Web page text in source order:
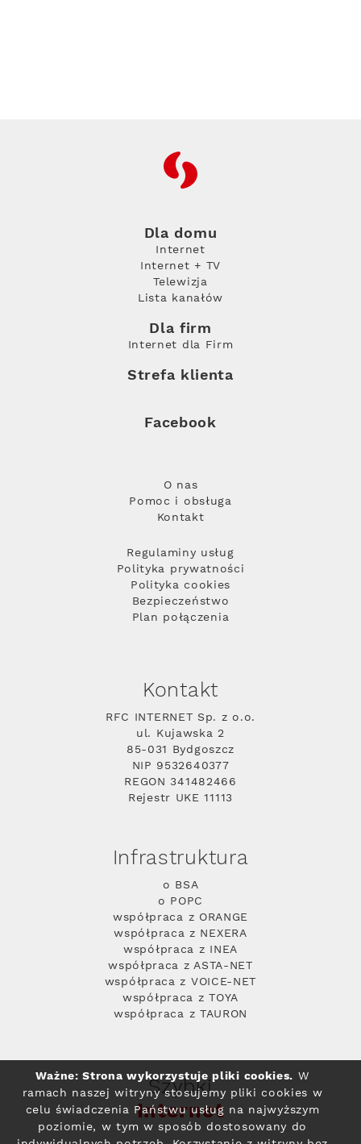
RFC
Dla domu
Internet
Internet + TV
Telewizja
Lista kanałów
Dla firm
Internet dla Firm
Strefa klienta
Facebook
O nas
Pomoc i obsługa
Kontakt
Regulaminy usług
Polityka prywatności
Polityka cookies
Bezpieczeństwo
Plan połączenia
Kontakt
RFC INTERNET Sp. z o.o.
ul. Kujawska 2
85-031 Bydgoszcz
NIP 9532640377
REGON 341482466
Rejestr UKE 11113
Infrastruktura
o BSA
o POPC
współpraca z ORANGE
współpraca z NEXERA
współpraca z INEA
współpraca z ASTA-NET
współpraca z VOICE-NET
współpraca z TOYA
współpraca z TAURON
Szybki
Internet
Ważne: Strona wykorzystuje pliki cookies. W
ramach naszej witryny stosujemy pliki cookies w
celu świadczenia Państwu usług na najwyższym
poziomie, w tym w sposób dostosowany do